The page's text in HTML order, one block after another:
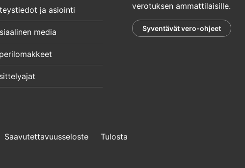
ja asiointi
media
verotuksen ammattilaisille.
Syventävät vero-ohjeet
Saavutettavuusseloste Tulosta